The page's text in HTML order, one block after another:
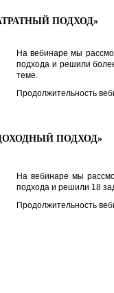
ПОДХОД»
На вебинаре мы
подхода и решили
теме.
Продолжительность
ПОДХОД»
На вебинаре мы
подхода и решили 18
Продолжительность